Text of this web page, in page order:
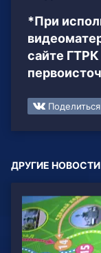
*При
сайте
Поделиться
ДРУГИЕ НОВОСТИ